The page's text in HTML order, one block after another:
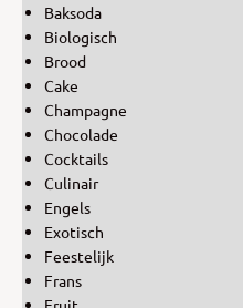
Baksoda
Biologisch
Brood
Cake
Champagne
Chocolade
Cocktails
Culinair
Engels
Exotisch
Feestelijk
Frans